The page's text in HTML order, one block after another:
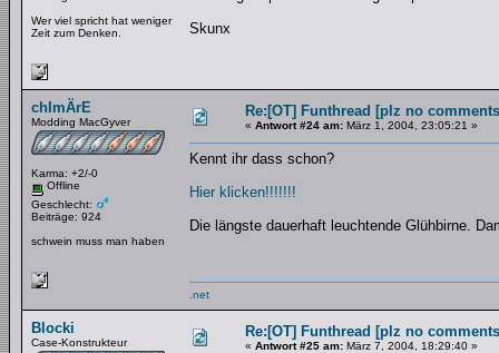
Wer viel spricht hat weniger
Zeit zum Denken.
Skunx
chImÄrE
Modding MacGyver
Karma: +2/-0
Offline
Geschlecht:
Beiträge: 924
schwein muss man haben
Re:[OT] Funthread [plz no
« Antwort #24 am: März 1, 2004, 23:05:21 »
Kennt ihr dass schon?
Hier klicken!!!!!!!
Die längste dauerhaft leuchtende Glühbirne.
.net
Blocki
Case-Konstrukteur
Re:[OT] Funthread [plz no
« Antwort #25 am: März 7, 2004, 18:29:40 »